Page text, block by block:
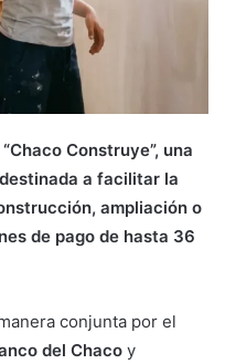
Construye”, una
a facilitar la
ampliación o
de pago de hasta 36
conjunta por el
del Chaco y